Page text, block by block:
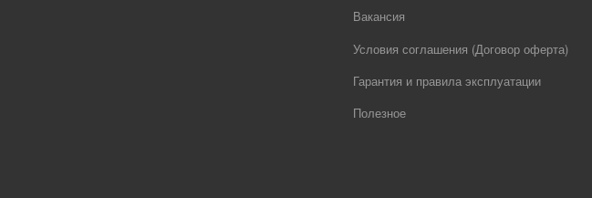
Вакансия
Условия соглашения (Договор оферта)
Гарантия и правила эксплуатации
Полезное